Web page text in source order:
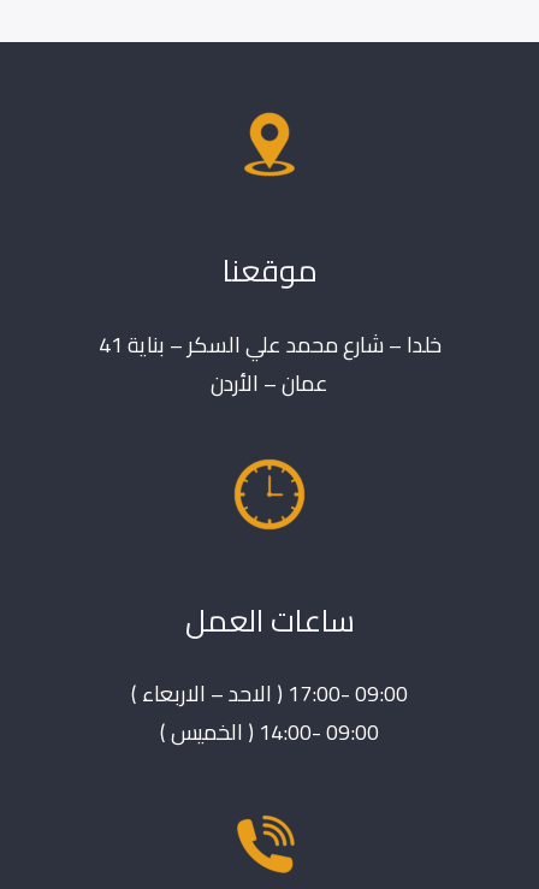
موقعنا
خلدا – شارع محمد علي السكر – بناية 41
عمان – الأردن
ساعات العمل
09:00 -17:00 ( الاحد – الاربعاء )
09:00 -14:00 ( الخميس )